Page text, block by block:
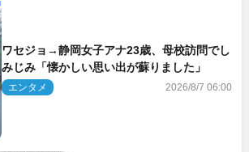
ワセジョ→静岡女子アナ23歳、母校訪問でし
みじみ「懐かしい思い出が蘇りました」
エンタメ 2026/8/7 06:00